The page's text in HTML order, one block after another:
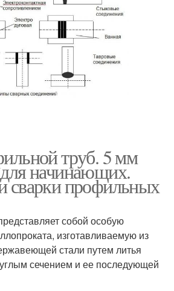
труб. 5 мм
начинающих.
сварки профильных
собой особую
изготавливаемую из
стали путем литья
сечением и ее последующей